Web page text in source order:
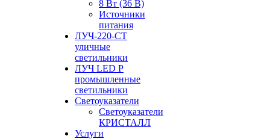
8 Вт (36 В)
Источники
питания
ЛУЧ-220-СТ
уличные
светильники
ЛУЧ LED P
промышленные
светильники
Светоуказатели
Светоуказатели
КРИСТАЛЛ
Услуги